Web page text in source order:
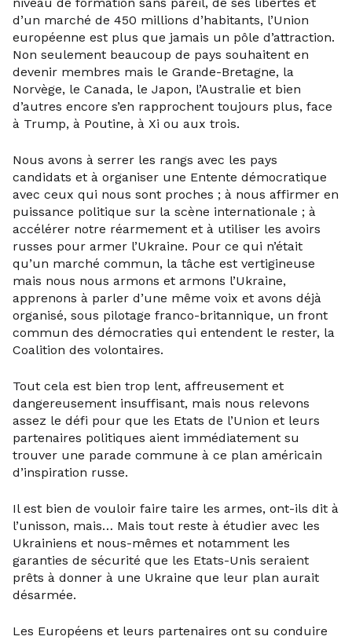
d’un marché de 450 millions d’habitants, l’Union
européenne est plus que jamais un pôle d’attraction.
Non seulement beaucoup de pays souhaitent en
devenir membres mais le Grande-Bretagne, la
Norvège, le Canada, le Japon, l’Australie et bien
d’autres encore s’en rapprochent toujours plus, face
à Trump, à Poutine, à Xi ou aux trois.
Nous avons à serrer les rangs avec les pays
candidats et à organiser une Entente démocratique
avec ceux qui nous sont proches ; à nous affirmer en
puissance politique sur la scène internationale ; à
accélérer notre réarmement et à utiliser les avoirs
russes pour armer l’Ukraine. Pour ce qui n’était
qu’un marché commun, la tâche est vertigineuse
mais nous nous armons et armons l’Ukraine,
apprenons à parler d’une même voix et avons déjà
organisé, sous pilotage franco-britannique, un front
commun des démocraties qui entendent le rester, la
Coalition des volontaires.
Tout cela est bien trop lent, affreusement et
dangereusement insuffisant, mais nous relevons
assez le défi pour que les Etats de l’Union et leurs
partenaires politiques aient immédiatement su
trouver une parade commune à ce plan américain
d’inspiration russe.
Il est bien de vouloir faire taire les armes, ont-ils dit à
l’unisson, mais… Mais tout reste à étudier avec les
Ukrainiens et nous-mêmes et notamment les
garanties de sécurité que les Etats-Unis seraient
prêts à donner à une Ukraine que leur plan aurait
désarmée.
Les Européens et leurs partenaires ont su conduire